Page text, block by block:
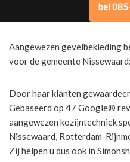
bel
Aangewezen gevelbekleding
voor de gemeente
Door haar klanten
Gebaseerd op 47 Google®
aangewezen kozijntechniek
Nissewaard, Rotterdam-
Zij helpen u dus ook in